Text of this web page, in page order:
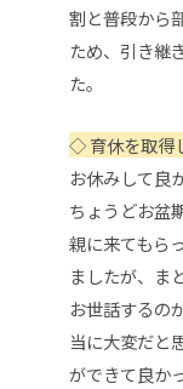
割と普段から
ため、引き継
た。
◇育休を取得
お休みして良
ちょうどお盆
親に来てもら
ましたが、ま
お世話するの
当に大変だと
ができて良か